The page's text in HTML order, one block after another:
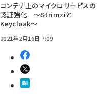
コンテナ上のマイクロサービスの
認証強化 ～Strimziと
Keycloak～
2021年2月16日 7:09